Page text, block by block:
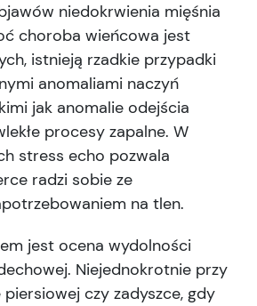
niedokrwienia mięśnia
choroba wieńcowa jest
istnieją rzadkie przypadki
anomaliami naczyń
jak anomalie odejścia
procesy zapalne. W
stress echo pozwala
radzi sobie ze
na tlen.
jest ocena wydolności
Niejednokrotnie przy
czy zadyszce, gdy